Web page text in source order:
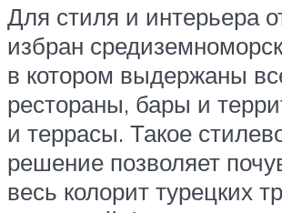
Для стиля и интерьера
избран
в котором выдержаны
рестораны, бары и
и террасы. Такое
решение позволяет
весь колорит турецких